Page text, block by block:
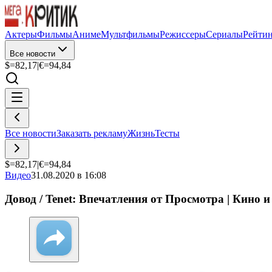
АктерыФильмыАнимеМультфильмыРежиссерыСериалы
Все новости
$=82,17|€=94,84
Все новостиЗаказать рекламуЖизньТесты
$=82,17|€=94,84
Видео31.08.2020 в 16:08
Довод / Tenet: Впечатления от Просмотра | Кино